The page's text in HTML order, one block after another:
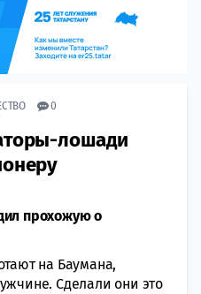
0
лошади
прохожую о
на Баумана,
Сделали они это